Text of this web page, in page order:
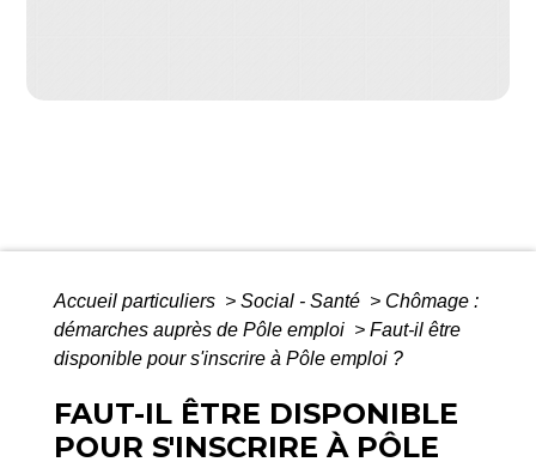
Accueil particuliers > Social - Santé > Chômage :
démarches auprès de Pôle emploi > Faut-il être
disponible pour s'inscrire à Pôle emploi ?
FAUT-IL ÊTRE DISPONIBLE
POUR S'INSCRIRE À PÔLE